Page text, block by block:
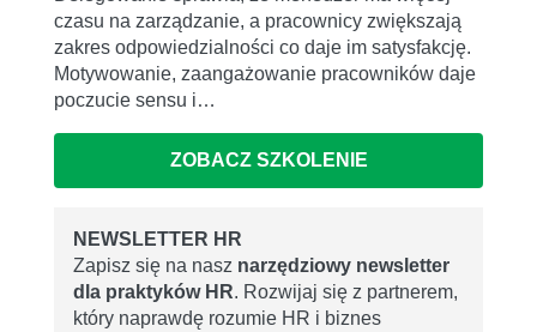
czasu na zarządzanie, a pracownicy zwiększają
zakres odpowiedzialności co daje im satysfakcję.
Motywowanie, zaangażowanie pracowników daje
poczucie sensu i…
ZOBACZ SZKOLENIE
NEWSLETTER HR
Zapisz się na nasz narzędziowy newsletter
dla praktyków HR. Rozwijaj się z partnerem,
który naprawdę rozumie HR i biznes